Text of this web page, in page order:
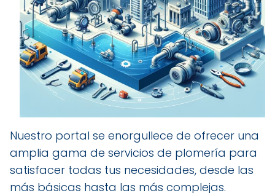
Nuestro portal se enorgullece de ofrecer una
amplia gama de servicios de plomería para
satisfacer todas tus necesidades, desde las
más básicas hasta las más complejas.